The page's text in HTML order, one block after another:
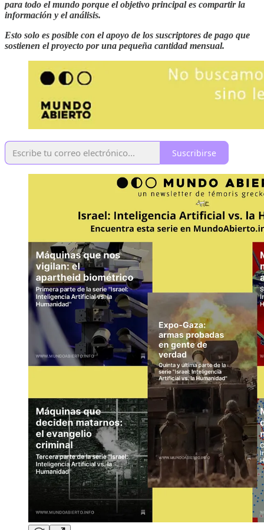
para todo el mundo porque el objetivo principal es compartir la
información y el análisis.
Esto solo es posible con el apoyo de los suscriptores de pago que
sostienen el proyecto por una pequeña cantidad mensual.
Suscribirse